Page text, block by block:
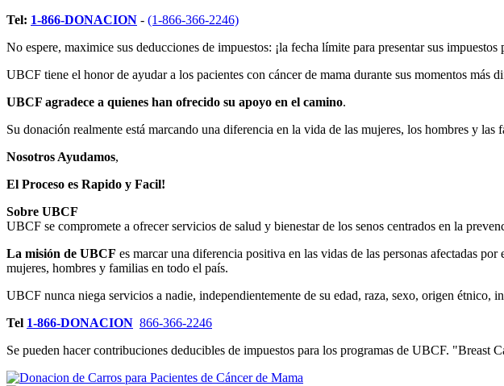
Tel: 1-866-DONACION - (1-866-366-2246)
No espere, maximice sus deducciones de impuestos: ¡la fecha límite para presentar sus
UBCF tiene el honor de ayudar a los pacientes con cáncer de mama durante sus momentos
UBCF agradece a quienes han ofrecido su apoyo en el camino.
Su donación realmente está marcando una diferencia en la vida de las mujeres, los hombres y las
Nosotros Ayudamos,
El Proceso es Rapido y Facil!
Sobre UBCF
UBCF se compromete a ofrecer servicios de salud y bienestar de los senos centrados en la
La misión de UBCF es marcar una diferencia positiva en las vidas de las personas afectadas
mujeres, hombres y familias en todo el país.
UBCF nunca niega servicios a nadie, independientemente de su edad, raza, sexo, origen étnico,
Tel 1-866-DONACION 866-366-2246
Se pueden hacer contribuciones deducibles de impuestos para los programas de UBCF. "Breast